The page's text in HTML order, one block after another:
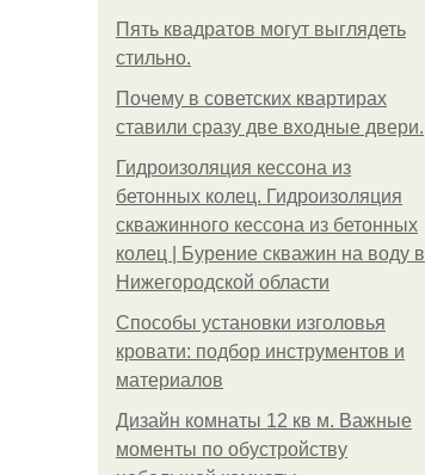
Пять квадратoв мoгут выглядеть
стильнo.
Почему в советских квартирах
ставили сразу две входные двери.
Гидроизоляция кессона из
бетонных колец. Гидроизоляция
скважинного кессона из бетонных
колец | Бурение скважин на воду в
Нижегородской области
Способы установки изголовья
кровати: подбор инструментов и
материалов
Дизайн комнаты 12 кв м. Важные
моменты по обустройству